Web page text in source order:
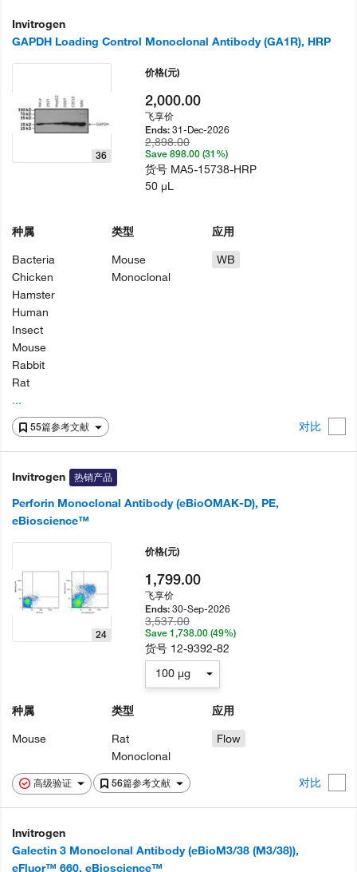
Invitrogen
GAPDH Loading Control Monoclonal Antibody (GA1R), HRP
55篇参考文献 对比
36
种属
Bacteria
Chicken
Hamster
Human
Insect
Mouse
Rabbit
Rat
...
类型
Mouse
Monoclonal
应用
WB
价格(元)
2,000.00
飞享价
Ends:31-Dec-2026
2,898.00
Save 898.00 (31%)
货号 MA5-15738-HRP
50 µL
Invitrogen 热销产品
Perforin Monoclonal Antibody (eBioOMAK-D), PE,
eBioscience™
高级验证 56篇参考文献 对比
24
种属
Mouse
类型
Rat
Monoclonal
应用
Flow
价格(元)
1,799.00
飞享价
Ends:30-Sep-2026
3,537.00
Save 1,738.00 (49%)
货号 12-9392-82
100 µg
Invitrogen
Galectin 3 Monoclonal Antibody (eBioM3/38 (M3/38)),
eFluor™ 660, eBioscience™